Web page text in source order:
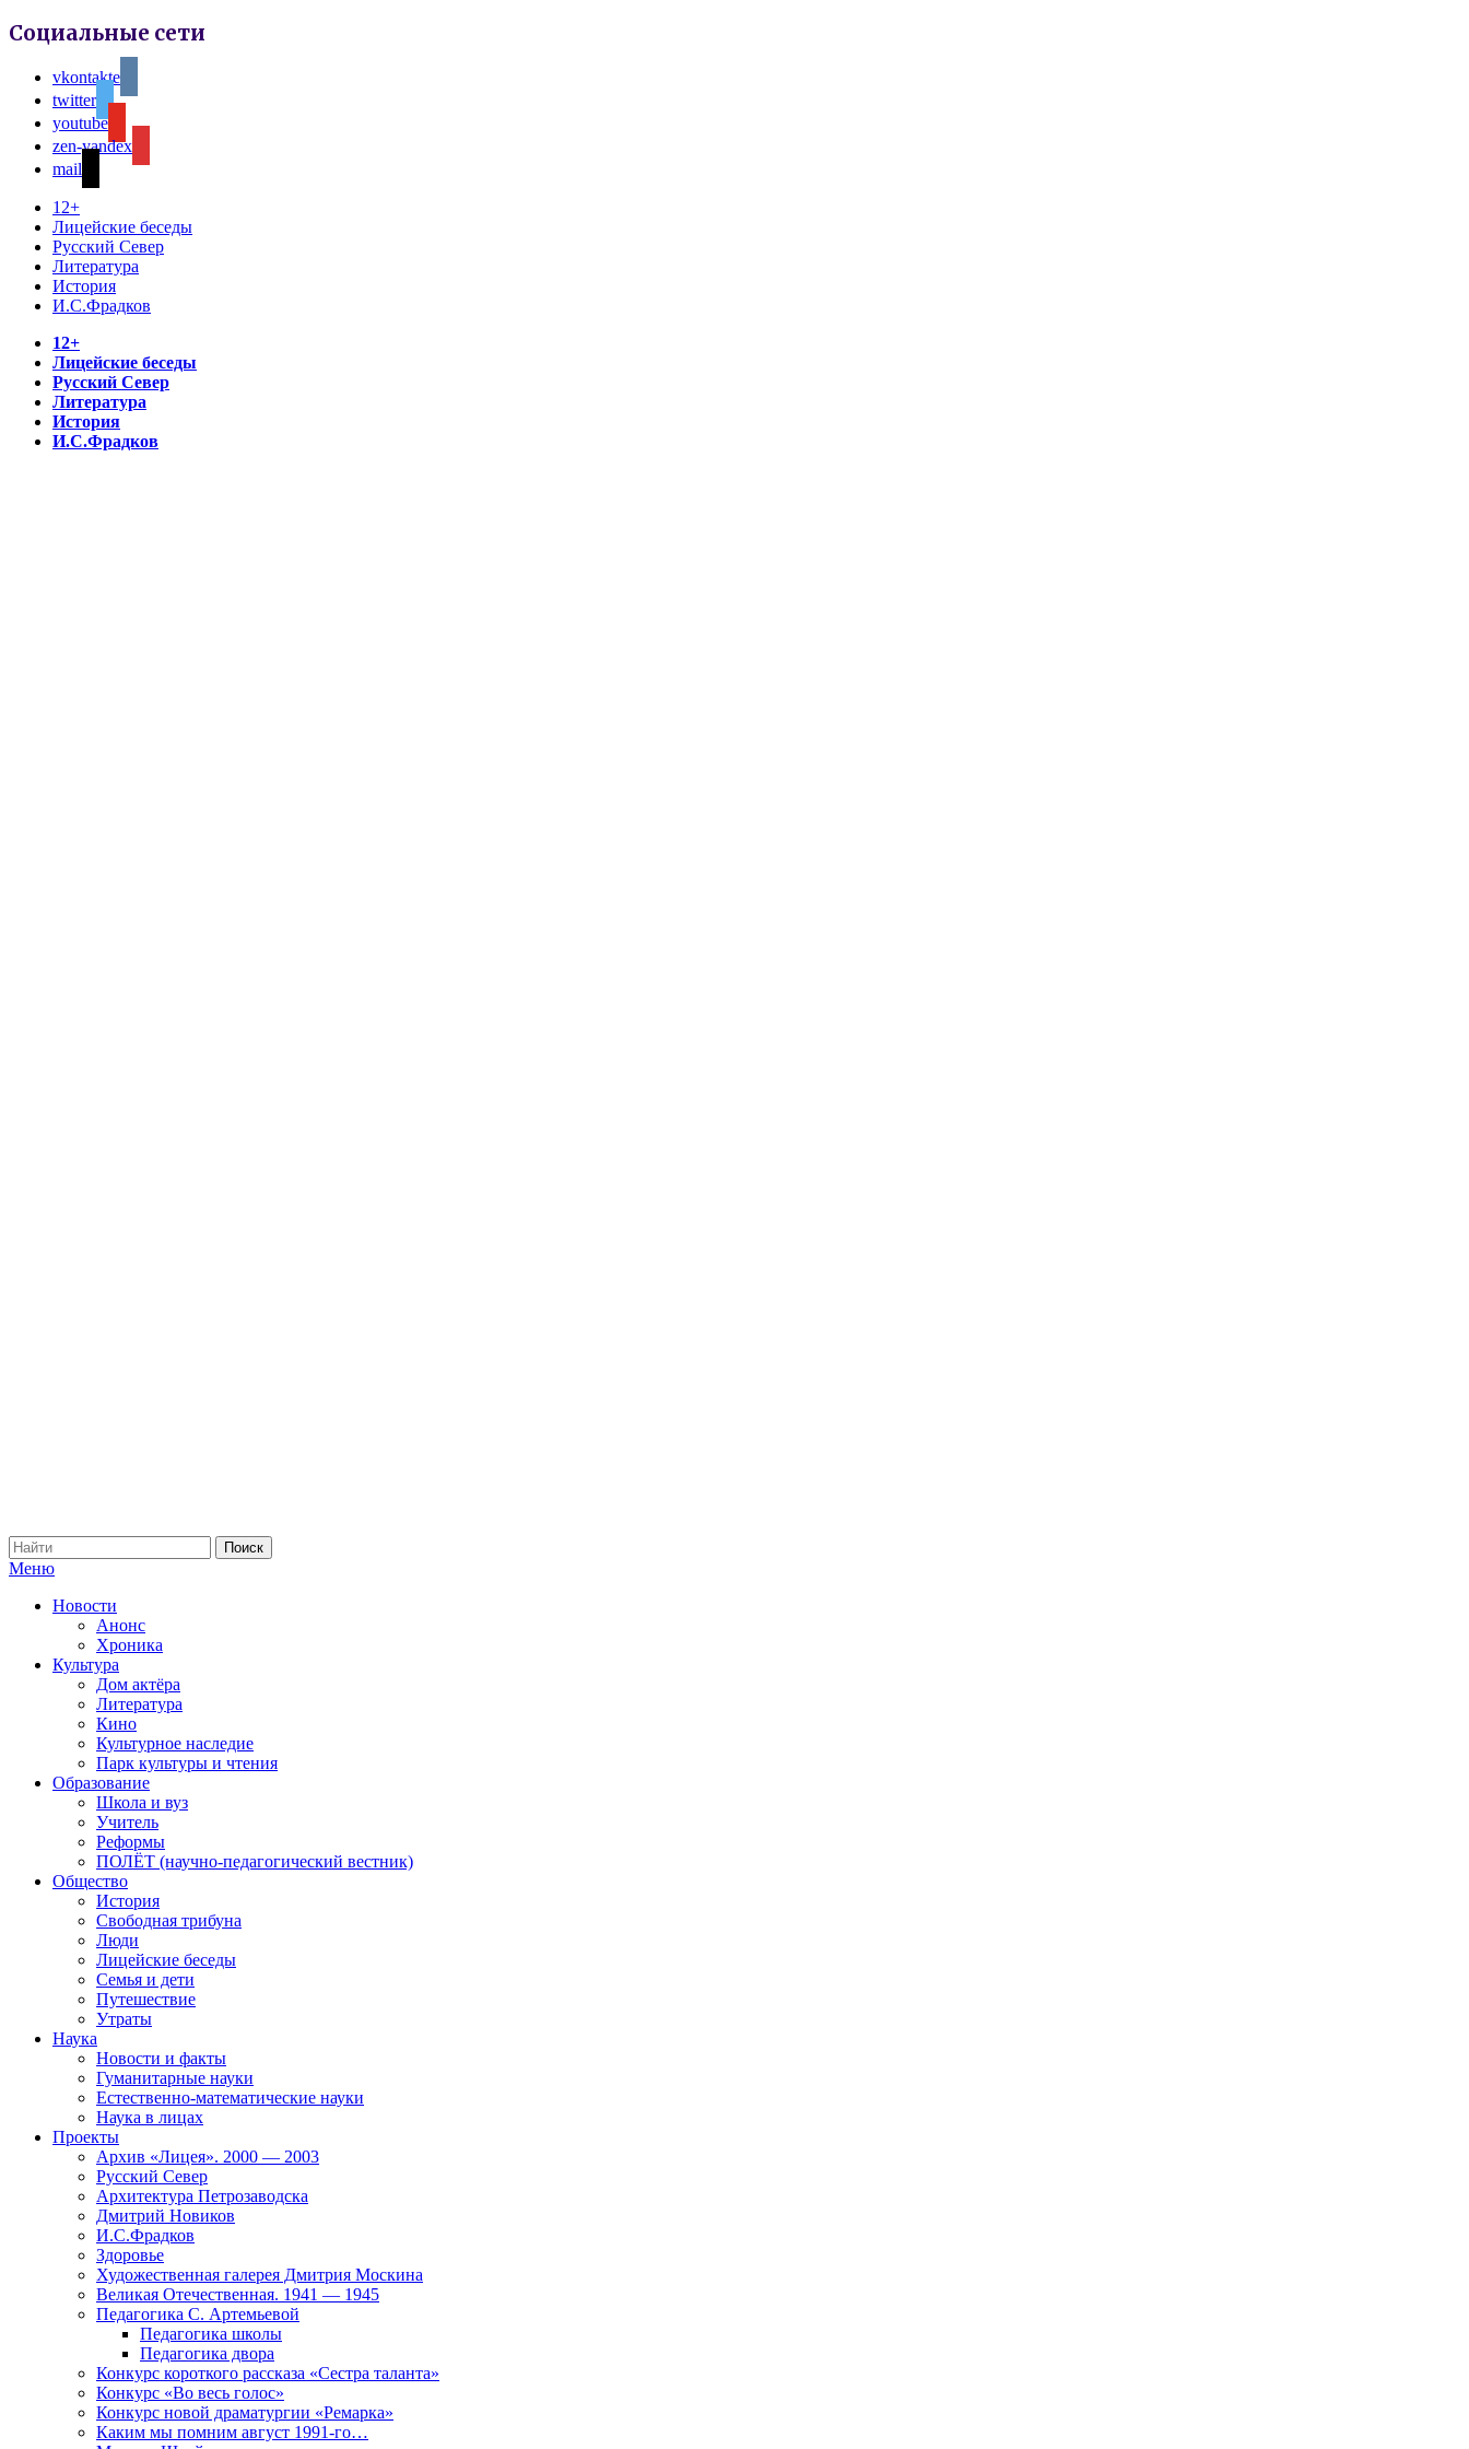
Социальные сети
vkontakte
twitter
youtube
zen-yandex
mail
12+
Лицейские беседы
Русский Север
Литература
История
И.С.Фрадков
12+
Лицейские беседы
Русский Север
Литература
История
И.С.Фрадков
Меню
Новости
Анонс
Хроника
Культура
Дом актёра
Литература
Кино
Культурное наследие
Парк культуры и чтения
Образование
Школа и вуз
Учитель
Реформы
ПОЛЁТ (научно-педагогический вестник)
Общество
История
Свободная трибуна
Люди
Лицейские беседы
Семья и дети
Путешествие
Утраты
Наука
Новости и факты
Гуманитарные науки
Естественно-математические науки
Наука в лицах
Проекты
Архив «Лицея». 2000 — 2003
Русский Север
Архитектура Петрозаводска
Дмитрий Новиков
И.С.Фрадков
Здоровье
Художественная галерея Дмитрия Москина
Великая Отечественная. 1941 — 1945
Педагогика С. Артемьевой
Педагогика школы
Педагогика двора
Конкурс короткого рассказа «Сестра таланта»
Конкурс «Во весь голос»
Конкурс новой драматургии «Ремарка»
Каким мы помним август 1991-го…